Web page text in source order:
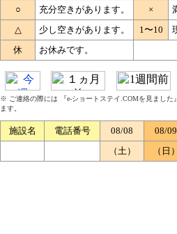
○
充分空きがあります。 ×
△
少し空きがあります。 1〜10
休
お休みです。
※ ご連絡の際には 『e-ショートステイ.COMを見まし
ます。
施設名 電話番号 08/08
08/09
（土）
（日